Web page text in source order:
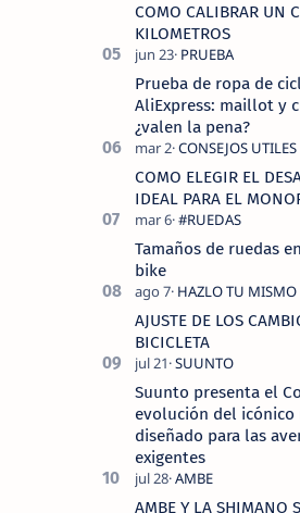
COMO CALIBRAR UN
KILOMETROS
Prueba de ropa de
AliExpress: maillot y
¿valen la pena?
COMO ELEGIR EL
IDEAL PARA EL
Tamaños de ruedas
bike
AJUSTE DE LOS
BICICLETA
Suunto presenta el
evolución del icónico
diseñado para las
exigentes
AMBE Y LA SHIMANO